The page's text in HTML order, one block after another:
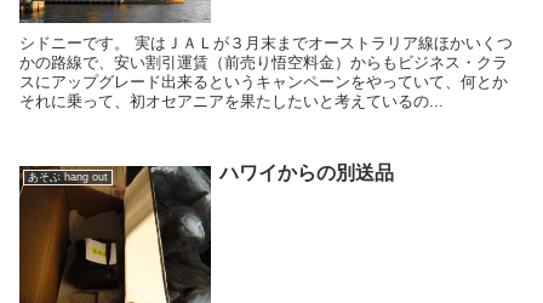
シドニーです。 実はＪＡＬが３月末までオーストラリア線ほかいくつ
かの路線で、安い割引運賃（前売り悟空料金）からもビジネス・クラ
スにアップグレード出来るというキャンペーンをやっていて、何とか
それに乗って、初オセアニアを果たしたいと考えているの...
あそぶ hang out ハワイからの別送品